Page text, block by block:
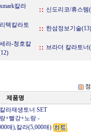
칼라
신도리코/휴스템
텍칼라토
한섬정보기술(13)
라-청호칼
브라더 칼라토너
제품명
라재생토너 SET
+빨강+노랑 -
매),칼라(5,000매)